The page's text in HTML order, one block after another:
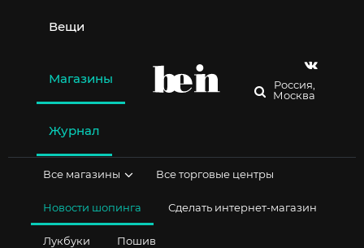
содержимому
Вещи
Магазины
Журнал
Россия,
Москва
Все магазины Все торговые центры
Новости шопинга Сделать интернет-магазин
Лукбуки Пошив